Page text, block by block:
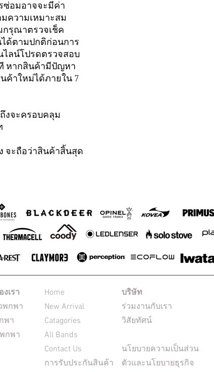
ซ่อมอาจจะมีค่า
ความเหมาะสม
กรุณาตรวจเช็ค
ด้ตามปกติก่อนการ
ลน์โปรดตรวจสอบ
หากสินค้ามีปัญหา
ค้าใหม่ได้ภายใน 7
งจะครอบคลุม
จะถือว่าสินค้าสิ้นสุด
เรา
พกพา
พา
กพา
Home
New Arrival
Catagories
All Bands
Contact Us
การรับประกันสินค้า
บริษัท
ร่วมงานกับเรา
วิสัยทัศน์
นโยบายความเป็นส่วน
ตัวและนโยบายธุรกิจ